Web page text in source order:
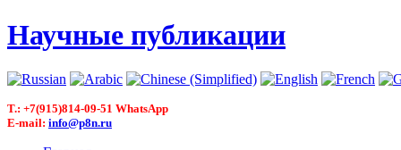
Научные публикации
T.: +7(915)814-09-51 WhatsApp
E-mail: info@p8n.ru